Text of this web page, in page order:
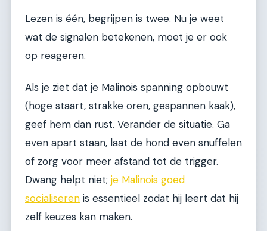
Lezen is één, begrijpen is twee. Nu je weet
wat de signalen betekenen, moet je er ook
op reageren.
Als je ziet dat je Malinois spanning opbouwt
(hoge staart, strakke oren, gespannen kaak),
geef hem dan rust. Verander de situatie. Ga
even apart staan, laat de hond even snuffelen
of zorg voor meer afstand tot de trigger.
Dwang helpt niet; je Malinois goed
socialiseren is essentieel zodat hij leert dat hij
zelf keuzes kan maken.